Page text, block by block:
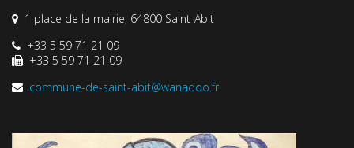
1 place de la mairie, 64800 Saint-Abit
+33 5 59 71 21 09
+33 5 59 71 21 09
commune-de-saint-abit@wanadoo.fr